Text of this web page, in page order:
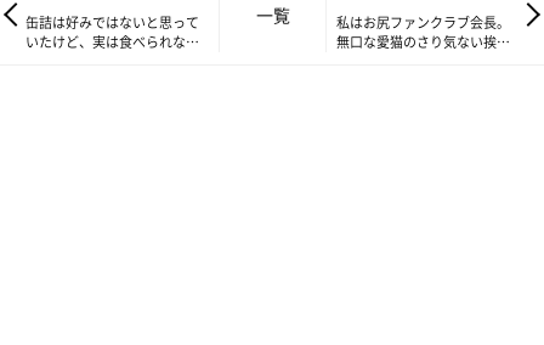
缶詰は好みではないと思って
いたけど、実は食べられない
一覧
私はお尻ファンクラブ会長。
無口な愛猫のさり気ない挨拶